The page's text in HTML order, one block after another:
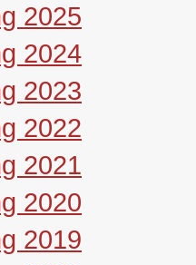
2025
2024
2023
2022
2021
2020
2019